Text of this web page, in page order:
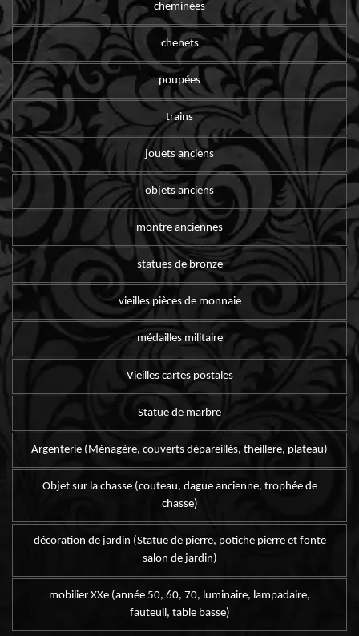
cheminées
chenets
poupées
trains
jouets anciens
objets anciens
montre anciennes
statues de bronze
vieilles pièces de monnaie
médailles militaire
Vieilles cartes postales
Statue de marbre
Argenterie (Ménagère, couverts dépareillés, theillere, plateau)
Objet sur la chasse (couteau, dague ancienne, trophée de
chasse)
décoration de jardin (Statue de pierre, potiche pierre et fonte
salon de jardin)
mobilier XXe (année 50, 60, 70, luminaire, lampadaire,
fauteuil, table basse)